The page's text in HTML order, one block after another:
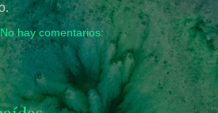
No hay comentarios: